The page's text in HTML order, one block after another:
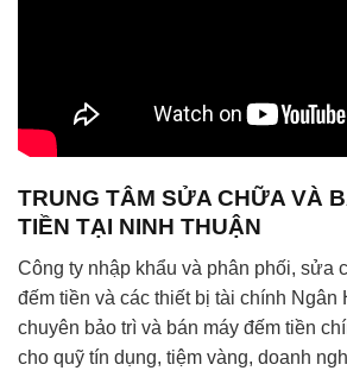
TRUNG TÂM SỬA CHỮA VÀ
TIỀN TẠI NINH THUẬN
Công ty nhập khẩu và phân phối, sửa
đếm tiền và các thiết bị tài chính Ngân
chuyên bảo trì và bán máy đếm tiền
cho quỹ tín dụng, tiệm vàng, doanh